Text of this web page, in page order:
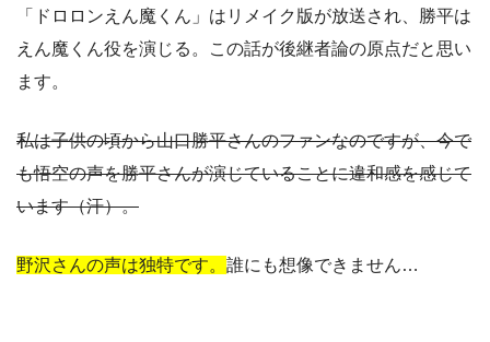
「ドロロンえん魔くん」はリメイク版が放送され、勝平は
えん魔くん役を演じる。この話が後継者論の原点だと思い
ます。
私は子供の頃から山口勝平さんのファンなのですが、今で
も悟空の声を勝平さんが演じていることに違和感を感じて
います（汗）。
野沢さんの声は独特です。 誰にも想像できません…